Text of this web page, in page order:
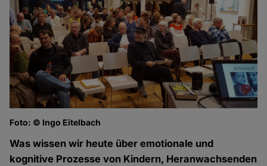
Foto: © Ingo Eitelbach
Was wissen wir heute über emotionale und
kognitive Prozesse von Kindern, Heranwachsenden